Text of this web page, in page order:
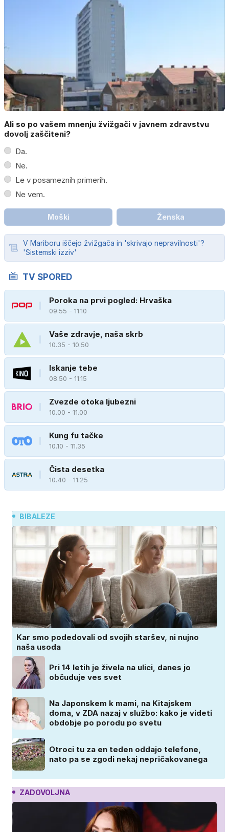
Ali so po vašem mnenju žvižgači v javnem zdravstvu
dovolj zaščiteni?
Da.
Ne.
Le v posameznih primerih.
Ne vem.
Moški Ženska
V Mariboru iščejo žvižgača in 'skrivajo nepravilnosti'?
'Sistemski izziv'
TV SPORED
Poroka na prvi pogled: Hrvaška
09.55 - 11.10
Vaše zdravje, naša skrb
10.35 - 10.50
Iskanje tebe
08.50 - 11.15
Zvezde otoka ljubezni
10.00 - 11.00
Kung fu tačke
10.10 - 11.35
Čista desetka
10.40 - 11.25
BIBALEZE
Kar smo podedovali od svojih staršev, ni nujno
naša usoda
Pri 14 letih je živela na ulici, danes jo
občuduje ves svet
Na Japonskem k mami, na Kitajskem
doma, v ZDA nazaj v službo: kako je videti
obdobje po porodu po svetu
Otroci tu za en teden oddajo telefone,
nato pa se zgodi nekaj nepričakovanega
ZADOVOLJNA